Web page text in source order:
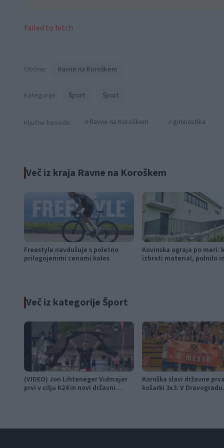
Failed to fetch
Občine: Ravne na Koroškem
Kategorije: Šport Šport
Ključne besede: Ravne na Koroškem gimnastika
Več iz kraja Ravne na Koroškem
Freestyle navdušuje s poletno
prilagojenimi cenami koles
Kovinska ograja po meri:
izbrati material, polnilo
Več iz kategorije Šport
(VIDEO) Jon Lihteneger Vidmajer
prvi v cilju K24 in novi državni
Koroška slavi državne
košarki 3x3: V Dravogradu